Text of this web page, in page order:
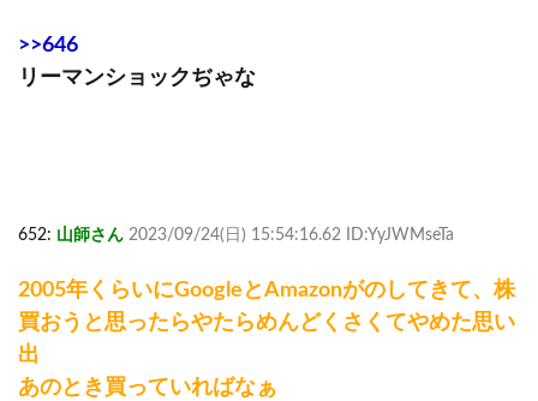
>>646
リーマンショックぢゃな
652: 山師さん 2023/09/24(日) 15:54:16.62 ID:YyJWMseTa
2005年くらいにGoogleとAmazonがのしてきて、株
買おうと思ったらやたらめんどくさくてやめた思い
出
あのとき買っていればなぁ